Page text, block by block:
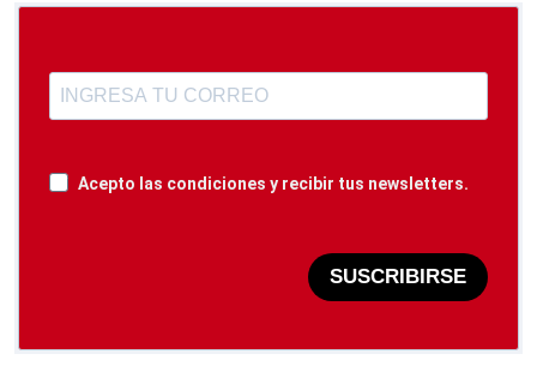
Acepto las condiciones y recibir tus newsletters.
SUSCRIBIRSE